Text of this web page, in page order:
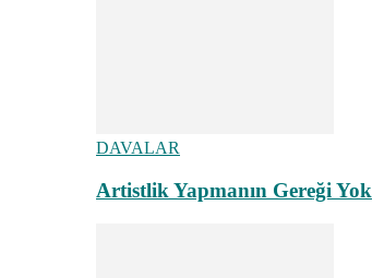
DAVALAR
Artistlik Yapmanın Gereği Yok